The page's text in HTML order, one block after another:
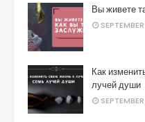
Вы живете
Как
лучей души